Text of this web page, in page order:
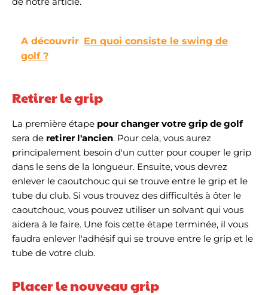
A découvrir En quoi consiste le swing de
golf ?
Retirer le grip
La première étape pour changer votre grip de golf
sera de retirer l'ancien. Pour cela, vous aurez
principalement besoin d'un cutter pour couper le grip
dans le sens de la longueur. Ensuite, vous devrez
enlever le caoutchouc qui se trouve entre le grip et le
tube du club. Si vous trouvez des difficultés à ôter le
caoutchouc, vous pouvez utiliser un solvant qui vous
aidera à le faire. Une fois cette étape terminée, il vous
faudra enlever l'adhésif qui se trouve entre le grip et le
tube de votre club.
Placer le nouveau grip